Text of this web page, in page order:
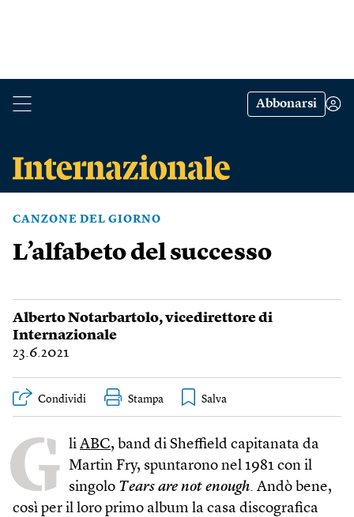
Abbonarsi
CANZONE DEL GIORNO
L’alfabeto del successo
Alberto Notarbartolo, vicedirettore di
Internazionale
23.6.2021
Condividi Stampa
G li ABC, band di Sheffield capitanata da
Martin Fry, spuntarono nel 1981 con il
singolo Tears are not enough. Andò bene,
così per il loro primo album la casa discografica